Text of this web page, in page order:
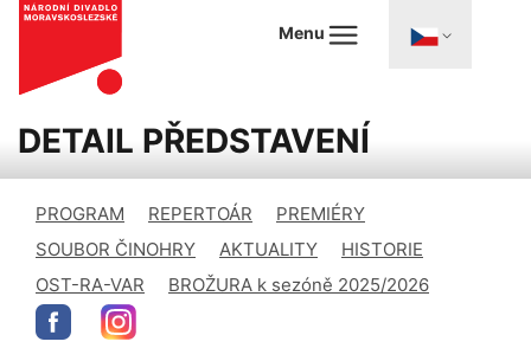
Menu
DETAIL PŘEDSTAVENÍ
PROGRAM REPERTOÁR
PREMIÉRY
SOUBOR ČINOHRY
AKTUALITY
HISTORIE
OST-RA-VAR
BROŽURA k sezóně 2025/2026